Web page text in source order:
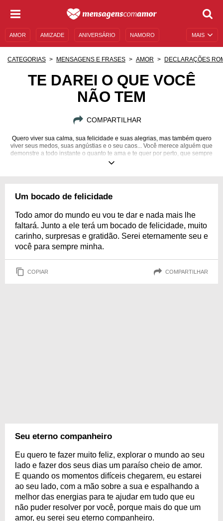
MAIS
AMOR AMIZADE ANIVERSÁRIO NAMORO
MENSAGENS DE ANIVERSÁRIO
CATEGORIAS MENSAGENS E FRASES AMOR DECLARAÇÕES
TE DAREI O QUE VOCÊ
NÃO TEM
COMPARTILHAR
Quero viver sua calma, sua felicidade e suas alegrias, mas também quero
viver seus medos, suas angústias e o seu caos... Você merece alguém que
demonstre a todo instante o quanto te ama e te quer por perto, que sempre
lute por você. Serei seu eterno companheiro, amor e amante!
Um bocado de felicidade
Todo amor do mundo eu vou te dar e nada mais lhe
faltará. Junto a ele terá um bocado de felicidade, muito
carinho, surpresas e gratidão. Serei eternamente seu e
você para sempre minha.
COPIAR COMPARTILHAR
Seu eterno companheiro
Eu quero te fazer muito feliz, explorar o mundo ao seu
lado e fazer dos seus dias um paraíso cheio de amor.
E quando os momentos difíceis chegarem, eu estarei
ao seu lado, com a mão sobre a sua e espalhando a
melhor das energias para te ajudar em tudo que eu
não puder resolver por você, porque mais do que um
amor, eu serei seu eterno companheiro.